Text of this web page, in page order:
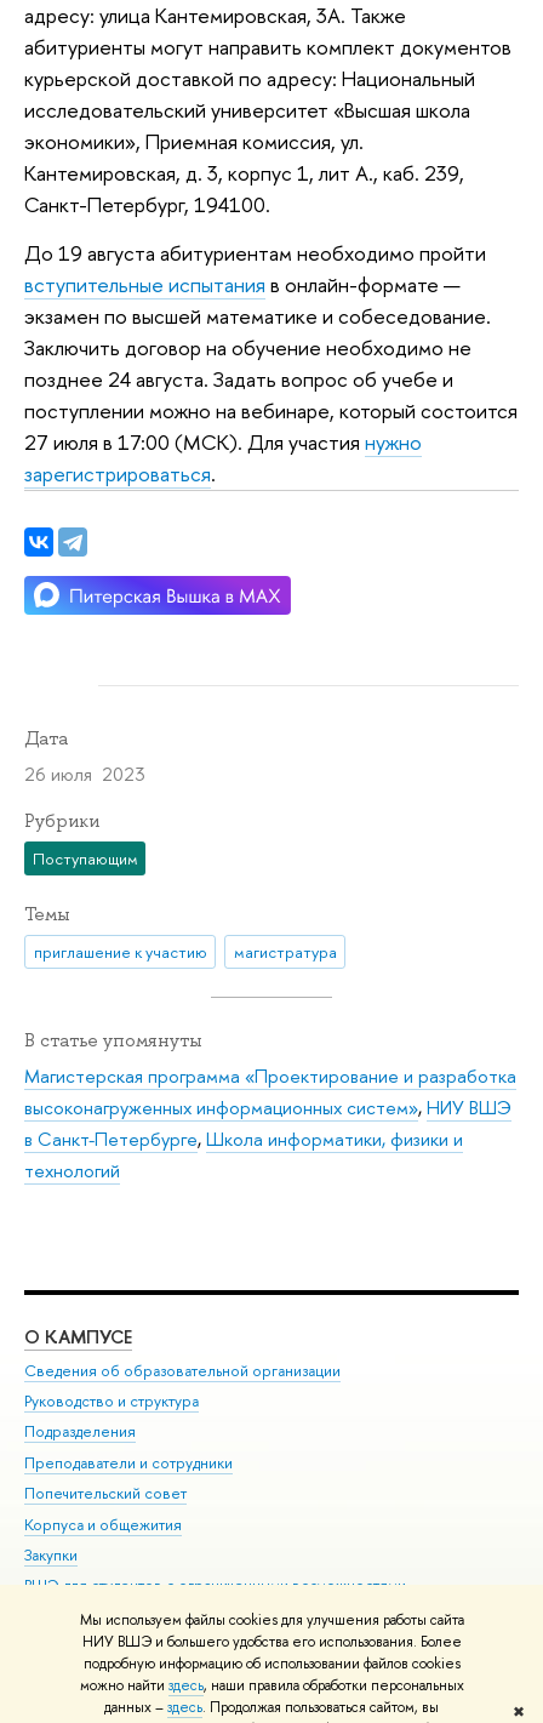
Мы используем файлы cookies для улучшения работы сайта
НИУ ВШЭ и большего удобства его использования. Более
подробную информацию об использовании файлов cookies
можно найти здесь, наши правила обработки персональных
данных –здесь. Продолжая пользоваться сайтом, вы
✖
адресу: улица Кантемировская, 3А. Также
абитуриенты могут направить комплект документов
курьерской доставкой по адресу: Национальный
исследовательский университет «Высшая школа
экономики», Приемная комиссия, ул.
Кантемировская, д. 3, корпус 1, лит А., каб. 239,
Санкт-Петербург, 194100.
До 19 августа абитуриентам необходимо пройти
вступительные испытания в онлайн-формате —
экзамен по высшей математике и собеседование.
Заключить договор на обучение необходимо не
позднее 24 августа. Задать вопрос об учебе и
поступлении можно на вебинаре, который состоится
27 июля в 17:00 (МСК). Для участия нужно
зарегистрироваться.
Дата
26 июля 2023
Рубрики
Поступающим
Темы
приглашение к участию магистратура
В статье упомянуты
Магистерская программа «Проектирование и разработка
высоконагруженных информационных систем»,НИУ ВШЭ
в Санкт-Петербурге,Школа информатики, физики и
технологий
О КАМПУСЕ
Сведения об образовательной организации
Руководство и структура
Подразделения
Преподаватели и сотрудники
Попечительский совет
Корпуса и общежития
Закупки
ВШЭ для студентов с ограниченными возможностями
здоровья и инвалидностью
Версия для слабовидящих
Единая платежная страница